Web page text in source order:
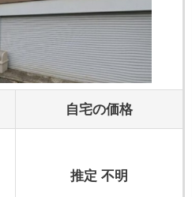
自宅の価格
推定 不明